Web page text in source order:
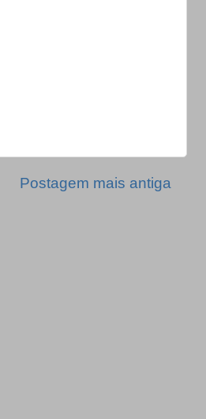
Postagem mais antiga